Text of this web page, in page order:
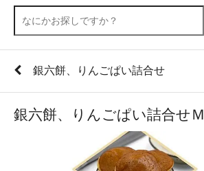
銀六餅、りんごぱい詰合せ
銀六餅、りんごぱい詰合せＭ